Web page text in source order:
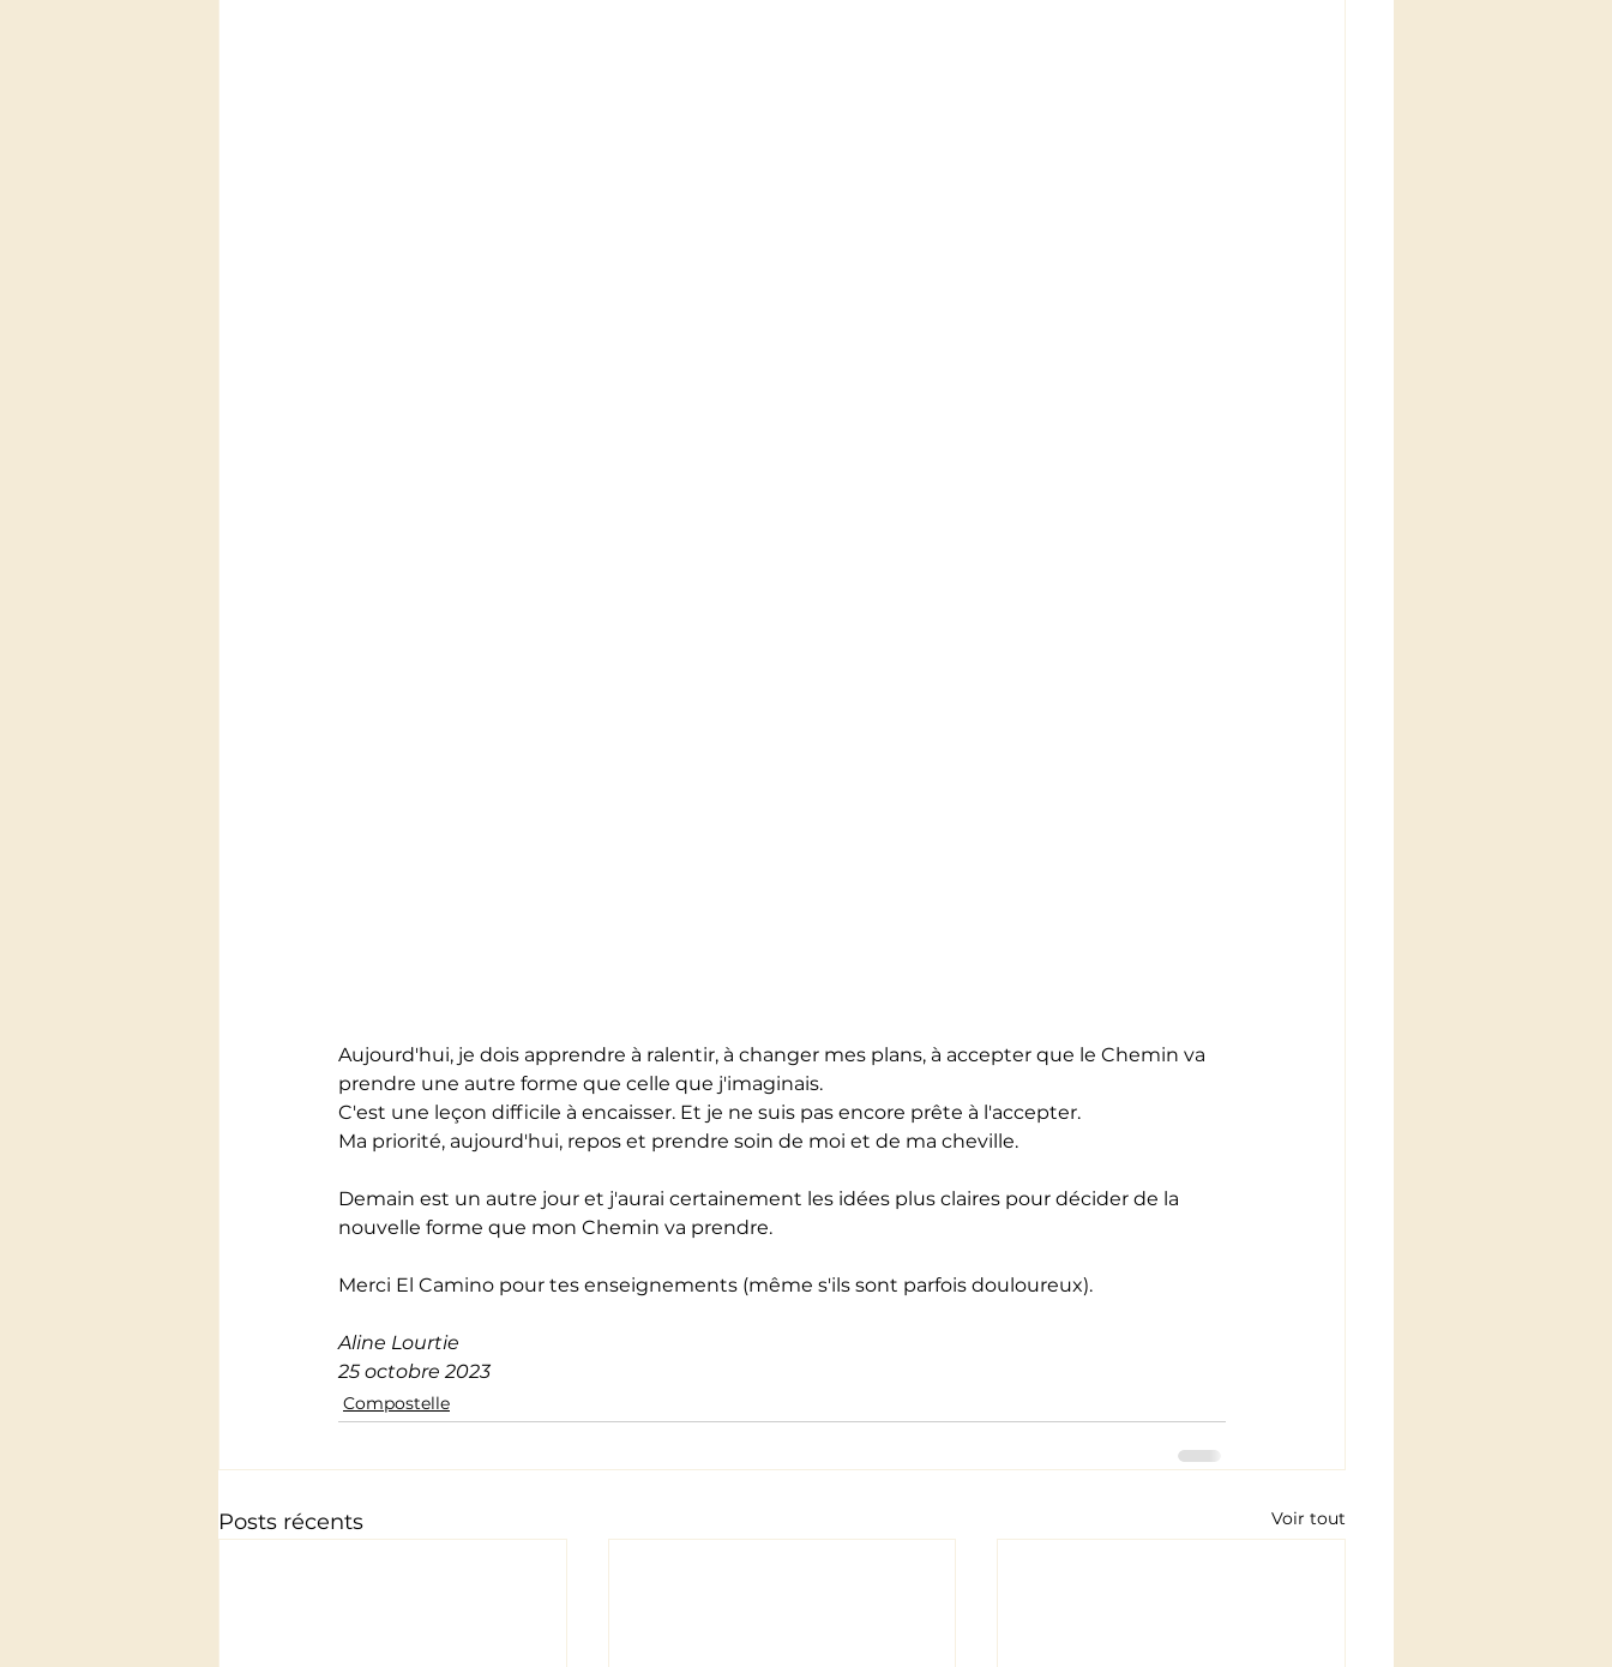
Aujourd'hui, je dois apprendre à ralentir, à changer mes plans, à accepter que le Chemin va
prendre une autre forme que celle que j'imaginais.
C'est une leçon difficile à encaisser. Et je ne suis pas encore prête à l'accepter.
Ma priorité, aujourd'hui, repos et prendre soin de moi et de ma cheville.
Demain est un autre jour et j'aurai certainement les idées plus claires pour décider de la
nouvelle forme que mon Chemin va prendre.
Merci El Camino pour tes enseignements (même s'ils sont parfois douloureux).
Aline Lourtie
25 octobre 2023
Compostelle
Posts récents Voir tout